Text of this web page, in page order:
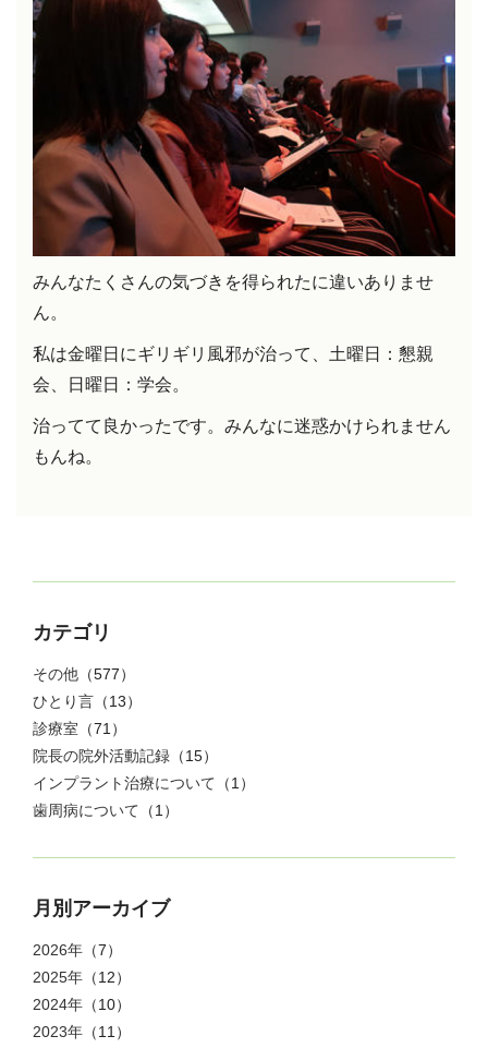
みんなたくさんの気づきを得られたに違いありませ
ん。
私は金曜日にギリギリ風邪が治って、土曜日：懇親
会、日曜日：学会。
治ってて良かったです。みんなに迷惑かけられません
もんね。
カテゴリ
その他 （577）
ひとり言 （13）
診療室 （71）
院長の院外活動記録 （15）
インプラント治療について （1）
歯周病について （1）
月別アーカイブ
2026年 （7）
2025年 （12）
2024年 （10）
2023年 （11）